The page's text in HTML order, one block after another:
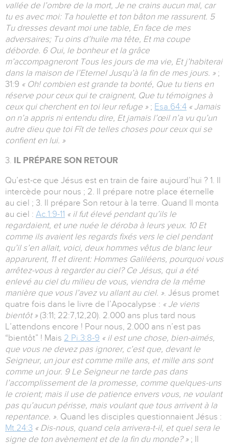
vallée de l’ombre de la mort, Je ne crains aucun mal, car
tu es avec moi: Ta houlette et ton bâton me rassurent. 5
Tu dresses devant moi une table, En face de mes
adversaires; Tu oins d’huile ma tête, Et ma coupe
déborde. 6 Oui, le bonheur et la grâce
m’accompagneront Tous les jours de ma vie, Et j’habiterai
dans la maison de l’Eternel Jusqu’à la fin de mes jours. » ;
31:9 « Oh! combien est grande ta bonté, Que tu tiens en
réserve pour ceux qui te craignent, Que tu témoignes à
ceux qui cherchent en toi leur refuge » ; Esa.64:4 « Jamais
on n’a appris ni entendu dire, Et jamais l’œil n’a vu qu’un
autre dieu que toi Fît de telles choses pour ceux qui se
confient en lui. »
3. IL PRÉPARE SON RETOUR
Qu’est-ce que Jésus est en train de faire aujourd’hui ? 1. Il
intercède pour nous ; 2. Il prépare notre place éternelle
au ciel ; 3. Il prépare Son retour à la terre. Quand Il monta
au ciel : Ac.1:9-11 « il fut élevé pendant qu’ils le
regardaient, et une nuée le déroba à leurs yeux. 10 Et
comme ils avaient les regards fixés vers le ciel pendant
qu’il s’en allait, voici, deux hommes vêtus de blanc leur
apparurent, 11 et dirent: Hommes Galiléens, pourquoi vous
arrêtez-vous à regarder au ciel? Ce Jésus, qui a été
enlevé au ciel du milieu de vous, viendra de la même
manière que vous l’avez vu allant au ciel. ». Jésus promet
quatre fois dans le livre de l’Apocalypse : « Je viens
bientôt » (3:11; 22:7,12,20). 2.000 ans plus tard nous
L’attendons encore ! Pour nous, 2.000 ans n’est pas
“bientôt” ! Mais 2 Pi.3:8-9 « il est une chose, bien-aimés,
que vous ne devez pas ignorer, c’est que, devant le
Seigneur, un jour est comme mille ans, et mille ans sont
comme un jour. 9 Le Seigneur ne tarde pas dans
l’accomplissement de la promesse, comme quelques-uns
le croient; mais il use de patience envers vous, ne voulant
pas qu’aucun périsse, mais voulant que tous arrivent à la
repentance. ». Quand les disciples questionnaient Jésus :
Mt.24:3 « Dis-nous, quand cela arrivera-t-il, et quel sera le
signe de ton avènement et de la fin du monde? » ; Il